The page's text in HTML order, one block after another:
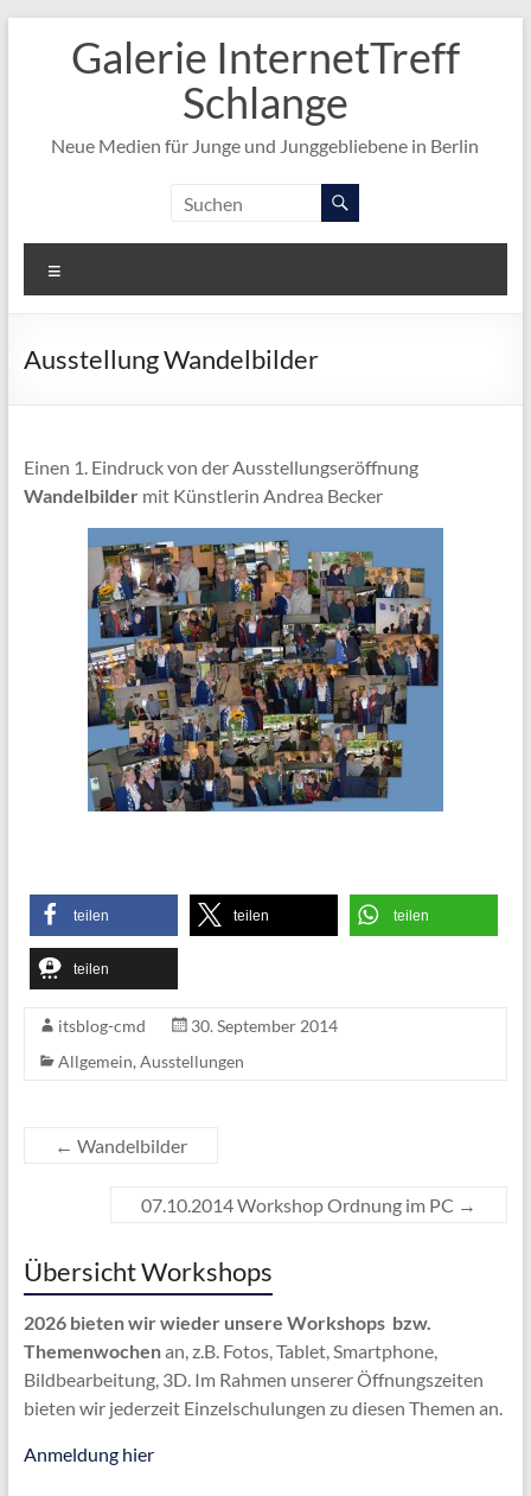
springenGalerie InternetTreff
Schlange
Neue Medien für Junge und Junggebliebene in Berlin
Ausstellung Wandelbilder
Einen 1. Eindruck von der Ausstellungseröffnung
Wandelbilder mit Künstlerin Andrea Becker
teilen teilen teilen
teilen
itsblog-cmd
30. September 2014
Allgemein, Ausstellungen
← Wandelbilder
07.10.2014 Workshop Ordnung im PC →
Übersicht Workshops
2026 bieten wir wieder unsere Workshops bzw.
Themenwochenan, z.B. Fotos, Tablet, Smartphone,
Bildbearbeitung, 3D. Im Rahmen unserer Öffnungszeiten
bieten wir jederzeit Einzelschulungen zu diesen Themen an.
Anmeldung hier